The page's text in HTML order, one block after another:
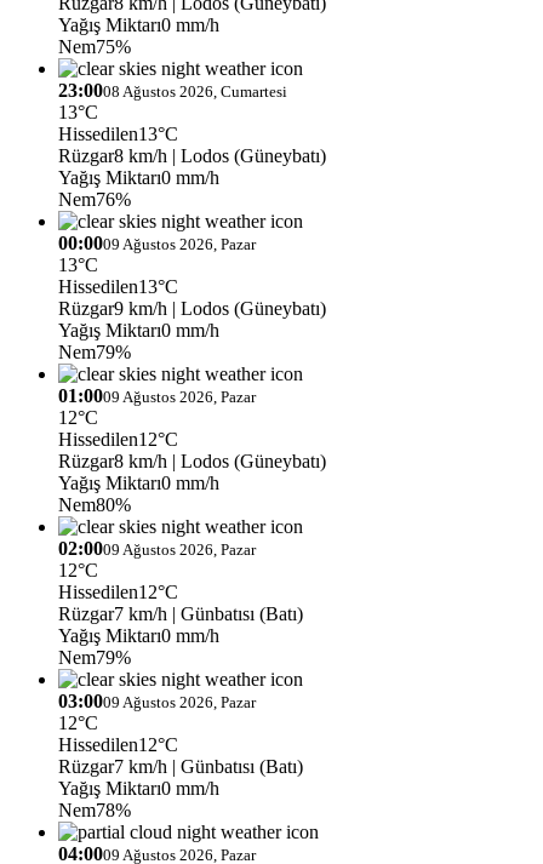
Yağış Miktarı0 mm/h
Nem75%
23:0008 Ağustos 2026, Cumartesi
13°C
Hissedilen13°C
Rüzgar8 km/h | Lodos (Güneybatı)
Yağış Miktarı0 mm/h
Nem76%
00:0009 Ağustos 2026, Pazar
13°C
Hissedilen13°C
Rüzgar9 km/h | Lodos (Güneybatı)
Yağış Miktarı0 mm/h
Nem79%
01:0009 Ağustos 2026, Pazar
12°C
Hissedilen12°C
Rüzgar8 km/h | Lodos (Güneybatı)
Yağış Miktarı0 mm/h
Nem80%
02:0009 Ağustos 2026, Pazar
12°C
Hissedilen12°C
Rüzgar7 km/h | Günbatısı (Batı)
Yağış Miktarı0 mm/h
Nem79%
03:0009 Ağustos 2026, Pazar
12°C
Hissedilen12°C
Rüzgar7 km/h | Günbatısı (Batı)
Yağış Miktarı0 mm/h
Nem78%
04:0009 Ağustos 2026, Pazar